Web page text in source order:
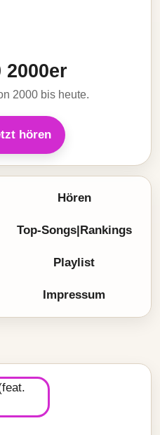
2000er
2000 bis heute.
hören
Hören
Top-Songs|Rankings
Playlist
Impressum